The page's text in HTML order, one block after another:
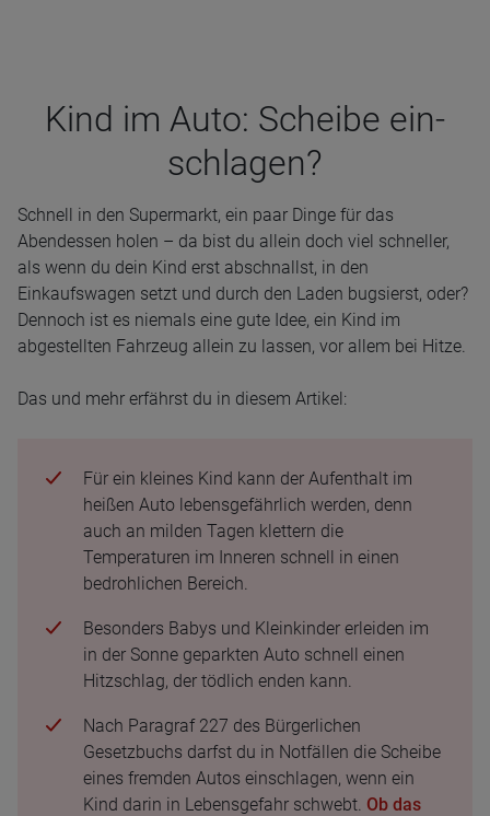
Kind im Auto: Scheibe ein­
schla­gen?
Schnell in den Supermarkt, ein paar Dinge für das
Abendessen holen – da bist du allein doch viel schneller,
als wenn du dein Kind erst abschnallst, in den
Einkaufswagen setzt und durch den Laden bugsierst, oder?
Dennoch ist es niemals eine gute Idee, ein Kind im
abgestellten Fahrzeug allein zu lassen, vor allem bei Hitze.
Das und mehr erfährst du in diesem Artikel:
Für ein kleines Kind kann der Aufenthalt im
heißen Auto lebensgefährlich werden, denn
auch an milden Tagen klettern die
Temperaturen im Inneren schnell in einen
bedrohlichen Bereich.
Besonders Babys und Kleinkinder erleiden im
in der Sonne geparkten Auto schnell einen
Hitzschlag, der tödlich enden kann.
Nach Paragraf 227 des Bürgerlichen
Gesetzbuchs darfst du in Notfällen die Scheibe
eines fremden Autos einschlagen, wenn ein
Kind darin in Lebensgefahr schwebt. Ob das